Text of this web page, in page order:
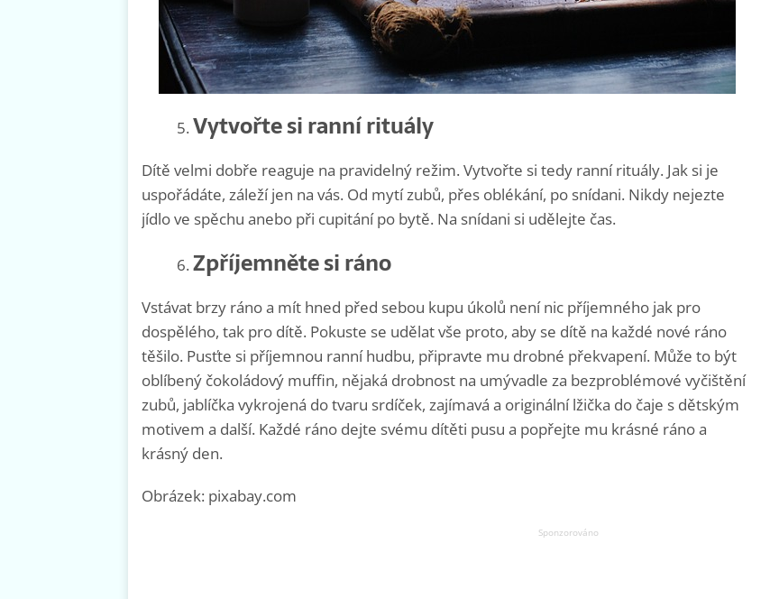
Vytvořte si ranní rituály
Dítě velmi dobře reaguje na pravidelný režim. Vytvořte si tedy ranní rituály. Jak si je
uspořádáte, záleží jen na vás. Od mytí zubů, přes oblékání, po snídani. Nikdy nejezte
jídlo ve spěchu anebo při cupitání po bytě. Na snídani si udělejte čas.
Zpříjemněte si ráno
Vstávat brzy ráno a mít hned před sebou kupu úkolů není nic příjemného jak pro
dospělého, tak pro dítě. Pokuste se udělat vše proto, aby se dítě na každé nové ráno
těšilo. Pusťte si příjemnou ranní hudbu, připravte mu drobné překvapení. Může to být
oblíbený čokoládový muffin, nějaká drobnost na umývadle za bezproblémové vyčištění
zubů, jablíčka vykrojená do tvaru srdíček, zajímavá a originální lžička do čaje s dětským
motivem a další. Každé ráno dejte svému dítěti pusu a popřejte mu krásné ráno a
krásný den.
Obrázek: pixabay.com